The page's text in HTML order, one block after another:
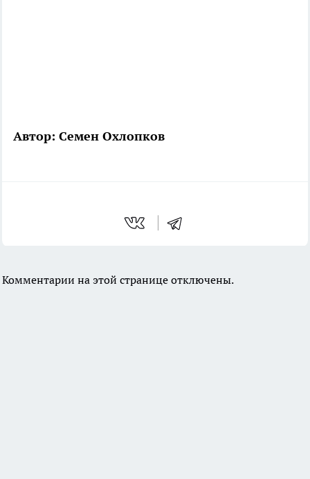
Автор: Семен Охлопков
Комментарии на этой странице отключены.